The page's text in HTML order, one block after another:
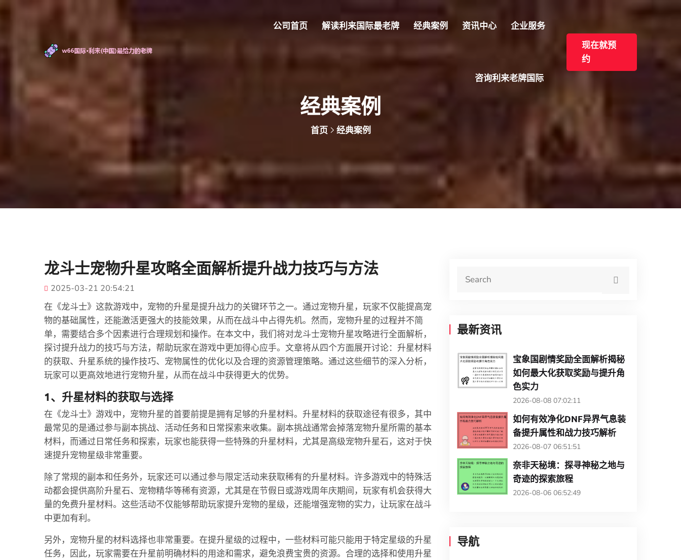
公司首页 解读利来国际最老牌 经典案例 资讯中心 企业服务
咨询利来老牌国际
现在就预
约
经典案例
首页 经典案例
龙斗士宠物升星攻略全面解析提升战力技巧与方法
2025-03-21 20:54:21
在《龙斗士》这款游戏中，宠物的升星是提升战力的关键环节之一。通过宠物升星，玩家不仅能提高宠
物的基础属性，还能激活更强大的技能效果，从而在战斗中占得先机。然而，宠物升星的过程并不简
单，需要结合多个因素进行合理规划和操作。在本文中，我们将对龙斗士宠物升星攻略进行全面解析，
探讨提升战力的技巧与方法，帮助玩家在游戏中更加得心应手。文章将从四个方面展开讨论：升星材料
的获取、升星系统的操作技巧、宠物属性的优化以及合理的资源管理策略。通过这些细节的深入分析，
玩家可以更高效地进行宠物升星，从而在战斗中获得更大的优势。
1、升星材料的获取与选择
在《龙斗士》游戏中，宠物升星的首要前提是拥有足够的升星材料。升星材料的获取途径有很多，其中
最常见的是通过参与副本挑战、活动任务和日常探索来收集。副本挑战通常会掉落宠物升星所需的基本
材料，而通过日常任务和探索，玩家也能获得一些特殊的升星材料，尤其是高级宠物升星石，这对于快
速提升宠物星级非常重要。
除了常规的副本和任务外，玩家还可以通过参与限定活动来获取稀有的升星材料。许多游戏中的特殊活
动都会提供高阶升星石、宠物精华等稀有资源，尤其是在节假日或游戏周年庆期间，玩家有机会获得大
量的免费升星材料。这些活动不仅能够帮助玩家提升宠物的星级，还能增强宠物的实力，让玩家在战斗
中更加有利。
另外，宠物升星的材料选择也非常重要。在提升星级的过程中，一些材料可能只能用于特定星级的升星
任务，因此，玩家需要在升星前明确材料的用途和需求，避免浪费宝贵的资源。合理的选择和使用升星
最新资讯
宝象国剧情奖励全面解析揭秘
如何最大化获取奖励与提升角
色实力
2026-08-08 07:02:11
如何有效净化DNF异界气息装
备提升属性和战力技巧解析
2026-08-07 06:51:51
奈非天秘境：探寻神秘之地与
奇迹的探索旅程
2026-08-06 06:52:49
导航